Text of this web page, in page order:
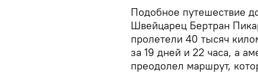
Подобное путешествие
Швейцарец Бертран
пролетели 40 тысяч
за 19 дней и 22 часа, а
преодолел маршрут,